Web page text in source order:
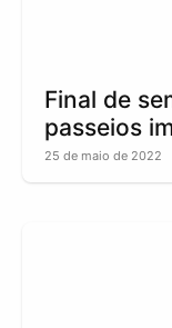
Final de
passeios
25 de maio de 2022